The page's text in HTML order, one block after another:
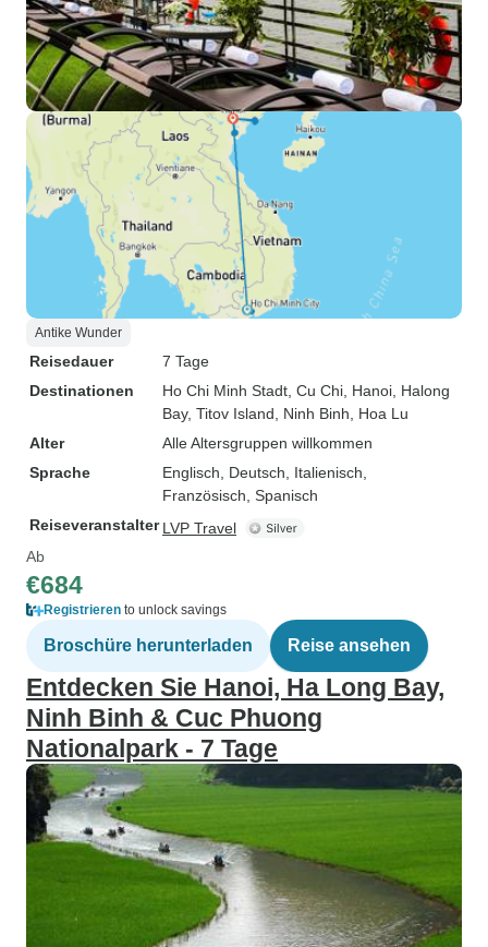
Antike Wunder
Reisedauer
7 Tage
Destinationen
Ho Chi Minh Stadt , Cu Chi , Hanoi , Halong
Bay, Titov Island , Ninh Binh , Hoa Lu
Alter
Alle Altersgruppen willkommen
Sprache
Englisch, Deutsch, Italienisch,
Französisch, Spanisch
Reiseveranstalter LVP Travel
Ab
€684
Registrieren to unlock savings
Broschüre herunterladen Reise ansehen
Entdecken Sie Hanoi, Ha Long Bay,
Ninh Binh & Cuc Phuong
Nationalpark - 7 Tage